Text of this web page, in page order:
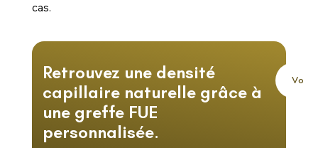
cas.
Retrouvez une densité
capillaire naturelle grâce à
une greffe FUE
personnalisée.
Vo